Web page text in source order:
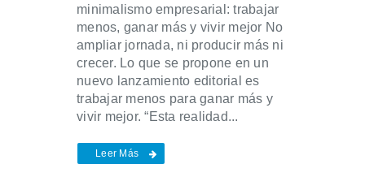
minimalismo empresarial: trabajar
menos, ganar más y vivir mejor No
ampliar jornada, ni producir más ni
crecer. Lo que se propone en un
nuevo lanzamiento editorial es
trabajar menos para ganar más y
vivir mejor. “Esta realidad...
Leer Más